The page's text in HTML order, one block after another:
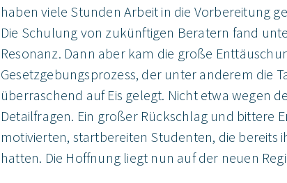
haben viele Stunden Arbeit in die Vorbereitung
Die Schulung von zukünftigen Beratern fand
Resonanz. Dann aber kam die große
Gesetzgebungsprozess, der unter anderem die
überraschend auf Eis gelegt. Nicht etwa wegen
Detailfragen. Ein großer Rückschlag und bittere
motivierten, startbereiten Studenten, die
hatten. Die Hoffnung liegt nun auf der neuen